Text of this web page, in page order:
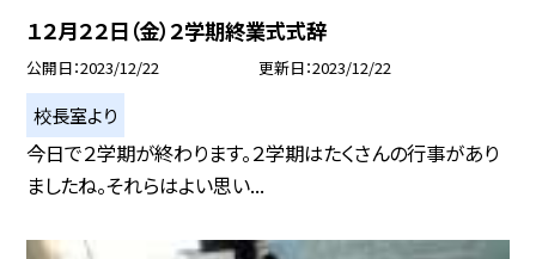
１２月２２日（金）２学期終業式式辞
公開日 2023/12/22 更新日 2023/12/22
校長室より
今日で２学期が終わります。２学期はたくさんの行事があり
ましたね。それらはよい思い...